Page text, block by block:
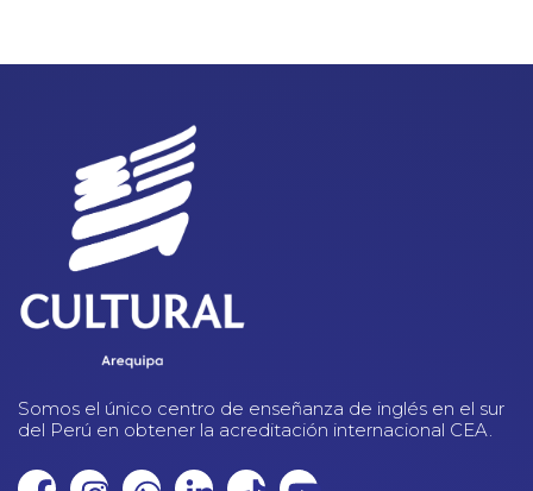
Somos el único centro de enseñanza de inglés en el sur
del Perú en obtener la acreditación internacional CEA.